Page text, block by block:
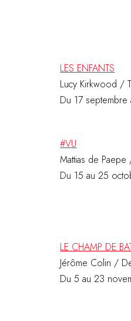
LES ENFANTS
Lucy Kirkwood /
Du 17
#VU
Mattias de
Du 15 au 25
LE CHAMP DE
Jérôme Colin /
Du 5 au 23